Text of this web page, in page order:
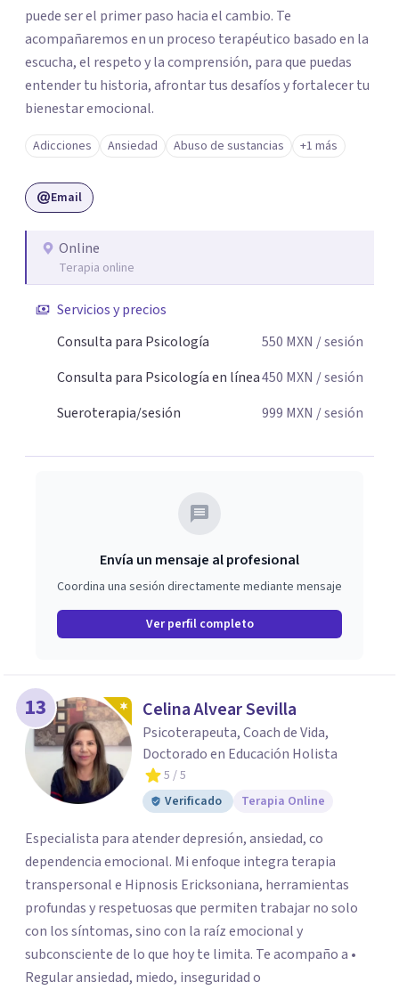
puede ser el primer paso hacia el cambio. Te
acompañaremos en un proceso terapéutico basado en la
escucha, el respeto y la comprensión, para que puedas
entender tu historia, afrontar tus desafíos y fortalecer tu
bienestar emocional.
Adicciones Ansiedad Abuso de sustancias +1 más
Email
Online
Terapia online
Servicios y precios
Consulta para Psicología
550 MXN / sesión
Consulta para Psicología en línea450 MXN / sesión
Sueroterapia/sesión
999 MXN / sesión
Envía un mensaje al profesional
Coordina una sesión directamente mediante mensaje
Ver perfil completo
13 Celina Alvear Sevilla
Psicoterapeuta, Coach de Vida,
Doctorado en Educación Holista
5 / 5
Verificado
Terapia Online
Especialista para atender depresión, ansiedad, co
dependencia emocional. Mi enfoque integra terapia
transpersonal e Hipnosis Ericksoniana, herramientas
profundas y respetuosas que permiten trabajar no solo
con los síntomas, sino con la raíz emocional y
subconsciente de lo que hoy te limita. Te acompaño a •
Regular ansiedad, miedo, inseguridad o